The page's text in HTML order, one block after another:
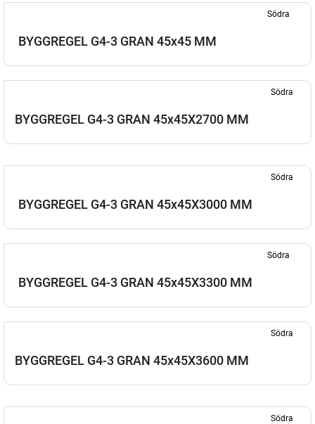
Södra
BYGGREGEL G4-3 GRAN 45x45 MM
Södra
BYGGREGEL G4-3 GRAN 45x45X2700 MM
Södra
BYGGREGEL G4-3 GRAN 45x45X3000 MM
Södra
BYGGREGEL G4-3 GRAN 45x45X3300 MM
Södra
BYGGREGEL G4-3 GRAN 45x45X3600 MM
Södra